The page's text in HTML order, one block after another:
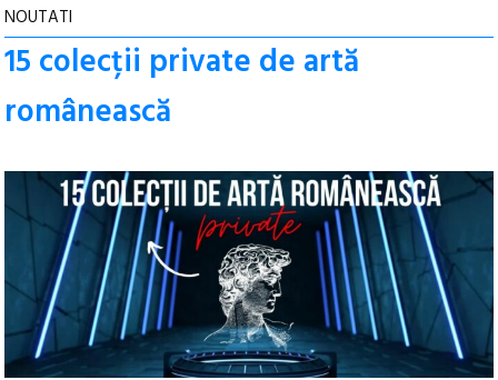
NOUTATI
15 colecții private de artă
românească